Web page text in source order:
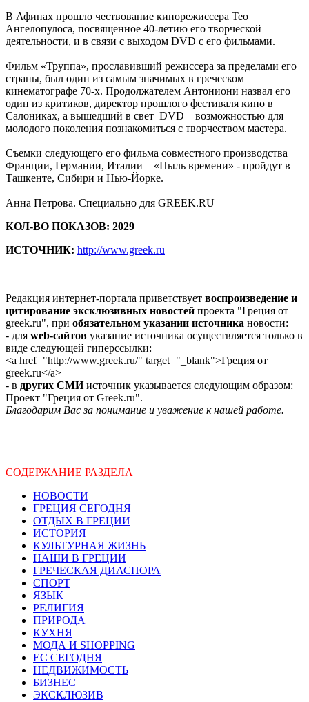
В Афинах прошло чествование кинорежиссера Тео
Ангелопулоса, посвященное 40-летию его творческой
деятельности, и в связи с выходом DVD с его фильмами.
Фильм «Труппа», прославивший режиссера за пределами его
страны, был один из самым значимых в греческом
кинематографе 70-х. Продолжателем Антониони назвал его
один из критиков, директор прошлого фестиваля кино в
Салониках, а вышедший в свет DVD – возможностью для
молодого поколения познакомиться с творчеством мастера.
Съемки следующего его фильма совместного производства
Франции, Германии, Италии – «Пыль времени» - пройдут в
Ташкенте, Сибири и Нью-Йорке.
Анна Петрова. Специально для GREEK.RU
КОЛ-ВО ПОКАЗОВ: 2029
ИСТОЧНИК: http://www.greek.ru
Редакция интернет-портала приветствует воспроизведение и
цитирование эксклюзивных новостей проекта "Греция от
greek.ru", при обязательном указании источника новости:
- для web-сайтов указание источника осуществляется только в
виде следующей гиперссылки:
<a href="http://www.greek.ru/" target="_blank">Греция от
greek.ru</a>
- в других СМИисточник указывается следующим образом:
Проект "Греция от Greek.ru".
Благодарим Вас за понимание и уважение к нашей работе.
СОДЕРЖАНИЕ РАЗДЕЛА
НОВОСТИ
ГРЕЦИЯ СЕГОДНЯ
ОТДЫХ В ГРЕЦИИ
ИСТОРИЯ
КУЛЬТУРНАЯ ЖИЗНЬ
НАШИ В ГРЕЦИИ
ГРЕЧЕСКАЯ ДИАСПОРА
СПОРТ
ЯЗЫК
РЕЛИГИЯ
ПРИРОДА
КУХНЯ
МОДА И SHOPPING
ЕС СЕГОДНЯ
НЕДВИЖИМОСТЬ
БИЗНЕС
ЭКСКЛЮЗИВ